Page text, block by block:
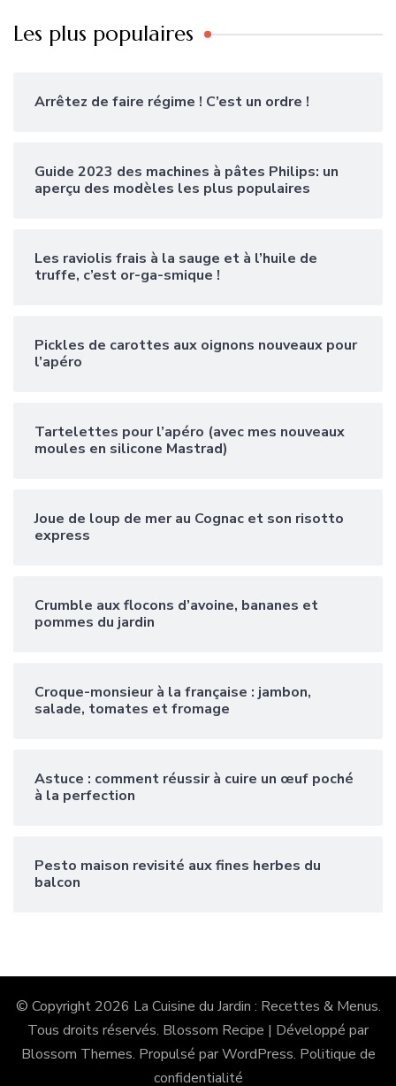
Les plus populaires
Arrêtez de faire régime ! C’est un ordre !
Guide 2023 des machines à pâtes Philips: un
aperçu des modèles les plus populaires
Les raviolis frais à la sauge et à l’huile de
truffe, c’est or-ga-smique !
Pickles de carottes aux oignons nouveaux pour
l’apéro
Tartelettes pour l’apéro (avec mes nouveaux
moules en silicone Mastrad)
Joue de loup de mer au Cognac et son risotto
express
Crumble aux flocons d’avoine, bananes et
pommes du jardin
Croque-monsieur à la française : jambon,
salade, tomates et fromage
Astuce : comment réussir à cuire un œuf poché
à la perfection
Pesto maison revisité aux fines herbes du
balcon
© Copyright 2026 La Cuisine du Jardin : Recettes & Menus.
Tous droits réservés. Blossom Recipe | Développé par
Blossom Themes. Propulsé parWordPress. Politique de
confidentialité